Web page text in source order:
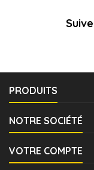
PRODUITS
NOTRE SOCIÉTÉ
VOTRE COMPTE